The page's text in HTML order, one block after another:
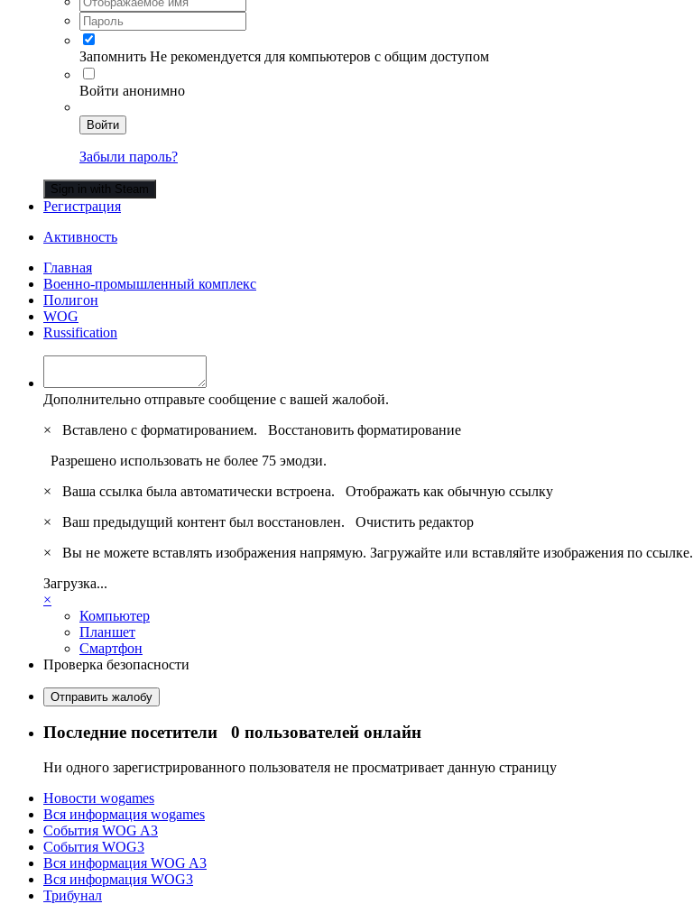
Запомнить Не рекомендуется для компьютеров с общим доступом
Войти анонимно
Войти
Забыли пароль?
Sign in with Steam
Регистрация
Активность
Главная
Военно-промышленный комплекс
Полигон
WOG
Russification
Дополнительно отправьте сообщение с вашей жалобой.
×
Вставлено с форматированием. Восстановить форматирование
Разрешено использовать не более 75 эмодзи.
×
Ваша ссылка была автоматически встроена. Отображать как обычную ссылку
×
Ваш предыдущий контент был восстановлен. Очистить редактор
×
Вы не можете вставлять изображения напрямую. Загружайте или вставляйте изображения по ссылке.
Загрузка...
×
Компьютер
Планшет
Смартфон
Проверка безопасности
Отправить жалобу
Последние посетители 0 пользователей онлайн
Ни одного зарегистрированного пользователя не просматривает данную страницу
Новости wogames
Вся информация wogames
События WOG A3
События WOG3
Вся информация WOG A3
Вся информация WOG3
Трибунал